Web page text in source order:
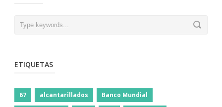
ETIQUETAS
67 alcantarillados Banco Mundial